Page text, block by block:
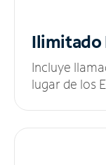
Ilimitado
Incluye
lugar de los